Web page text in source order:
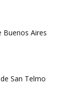
Buenos Aires
San Telmo